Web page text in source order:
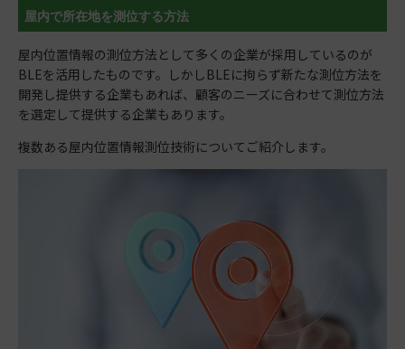
屋内で所在地を測位する方法
屋内位置情報の測位方法として多くの企業が採用しているのが
BLEを活用したものです。しかしBLEに拘らず新たな測位方法を
開発し提供する企業もあれば、顧客のニーズに合わせて測位方法
を選定して提供する企業もあります。
複数ある屋内位置情報測位技術についてご紹介します。